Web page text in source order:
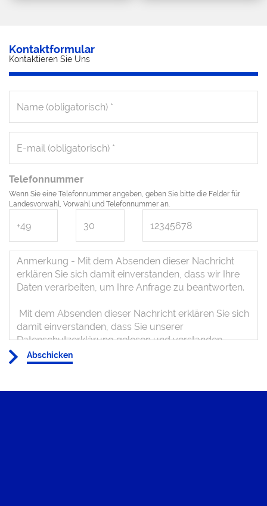
Kontaktformular
Kontaktieren Sie Uns
Telefonnummer
Wenn Sie eine Telefonnummer angeben, geben Sie bitte die Felder für
Landesvorwahl, Vorwahl und Telefonnummer an.
Abschicken